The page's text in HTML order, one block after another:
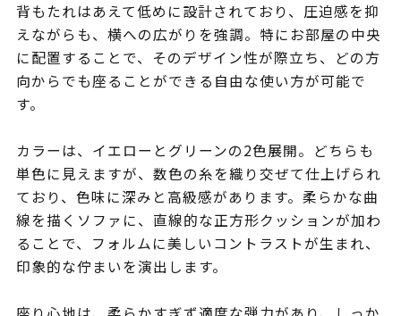
背もたれはあえて低めに設計されており、圧迫感を抑
えながらも、横への広がりを強調。特にお部屋の中央
に配置することで、そのデザイン性が際立ち、どの方
向からでも座ることができる自由な使い方が可能で
す。
カラーは、イエローとグリーンの2色展開。どちらも
単色に見えますが、数色の糸を織り交ぜて仕上げられ
ており、色味に深みと高級感があります。柔らかな曲
線を描くソファに、直線的な正方形クッションが加わ
ることで、フォルムに美しいコントラストが生まれ、
印象的な佇まいを演出します。